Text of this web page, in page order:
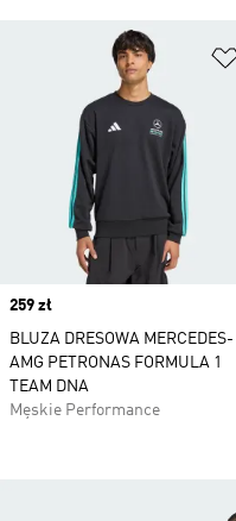
Price
259 zł
BLUZA DRESOWA MERCEDES-
AMG PETRONAS FORMULA 1
TEAM DNA
Męskie Performance